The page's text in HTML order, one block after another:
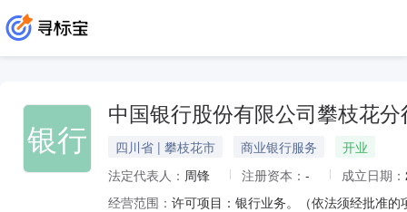
银行
中国银行股份有限公司攀枝花分
四川省 | 攀枝花市 商业银行服务
开业
法定代表人： 周锋 注册资本： - 成立日期：
经营范围： 许可项目：银行业务。（依法须经批准